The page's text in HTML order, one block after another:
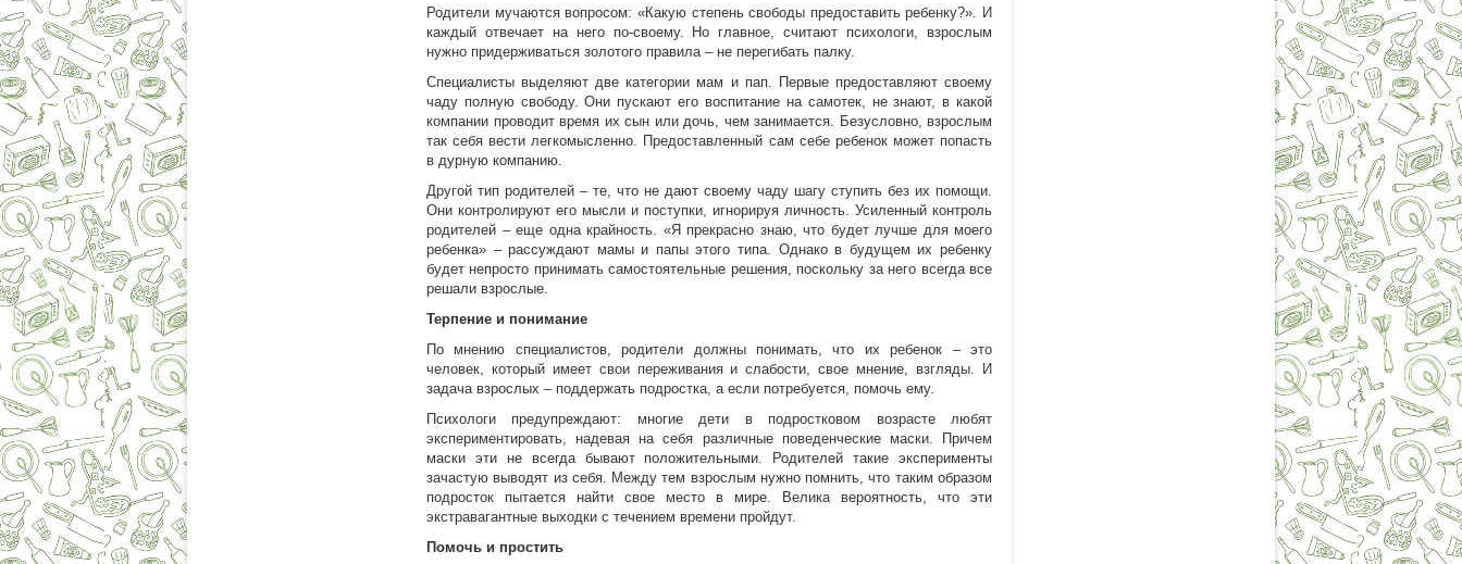
Родители мучаются вопросом: «Какую степень свободы предоставить ребенку?». И
каждый отвечает на него по-своему. Но главное, считают психологи, взрослым
нужно придерживаться золотого правила – не перегибать палку.
Специалисты выделяют две категории мам и пап. Первые предоставляют своему
чаду полную свободу. Они пускают его воспитание на самотек, не знают, в какой
компании проводит время их сын или дочь, чем занимается. Безусловно, взрослым
так себя вести легкомысленно. Предоставленный сам себе ребенок может попасть
в дурную компанию.
Другой тип родителей – те, что не дают своему чаду шагу ступить без их помощи.
Они контролируют его мысли и поступки, игнорируя личность. Усиленный контроль
родителей – еще одна крайность. «Я прекрасно знаю, что будет лучше для моего
ребенка» – рассуждают мамы и папы этого типа. Однако в будущем их ребенку
будет непросто принимать самостоятельные решения, поскольку за него всегда все
решали взрослые.
Терпение и понимание
По мнению специалистов, родители должны понимать, что их ребенок – это
человек, который имеет свои переживания и слабости, свое мнение, взгляды. И
задача взрослых – поддержать подростка, а если потребуется, помочь ему.
Психологи предупреждают: многие дети в подростковом возрасте любят
экспериментировать, надевая на себя различные поведенческие маски. Причем
маски эти не всегда бывают положительными. Родителей такие эксперименты
зачастую выводят из себя. Между тем взрослым нужно помнить, что таким образом
подросток пытается найти свое место в мире. Велика вероятность, что эти
экстравагантные выходки с течением времени пройдут.
Помочь и простить